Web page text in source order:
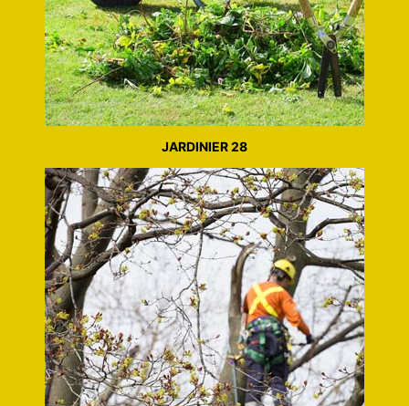
JARDINIER 28